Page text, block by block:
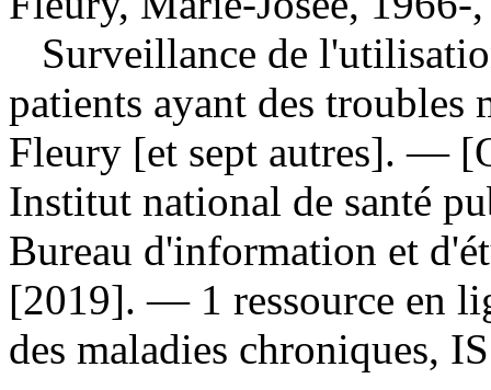
Surveillance de
patients ayant des troubles
Fleury [et sept autres]. —
Institut national de santé
Bureau d'information et
[2019]. — 1 ressource en
des maladies chroniques,